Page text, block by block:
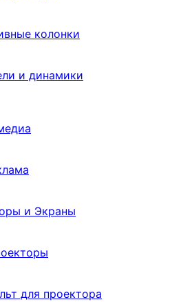
колонки
и динамики
и Экраны
для проектора